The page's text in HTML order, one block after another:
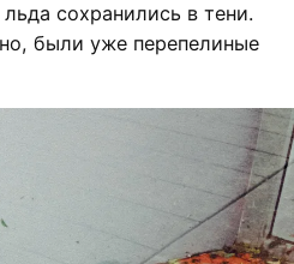
сохранились в тени.
были уже перепелиные